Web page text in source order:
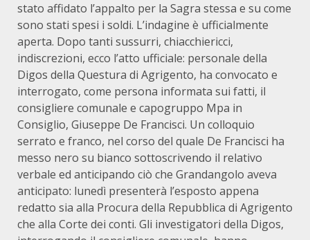
stato affidato l’appalto per la Sagra stessa e su come
sono stati spesi i soldi. L’indagine è ufficialmente
aperta. Dopo tanti sussurri, chiacchiericci,
indiscrezioni, ecco l’atto ufficiale: personale della
Digos della Questura di Agrigento, ha convocato e
interrogato, come persona informata sui fatti, il
consigliere comunale e capogruppo Mpa in
Consiglio, Giuseppe De Francisci. Un colloquio
serrato e franco, nel corso del quale De Francisci ha
messo nero su bianco sottoscrivendo il relativo
verbale ed anticipando ciò che Grandangolo aveva
anticipato: lunedì presenterà l’esposto appena
redatto sia alla Procura della Repubblica di Agrigento
che alla Corte dei conti. Gli investigatori della Digos,